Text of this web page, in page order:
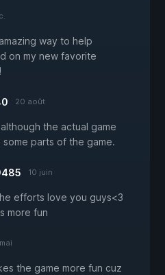
way to help
on my new favorite
20 août
the actual game
parts of the game.
10 juin
efforts love you guys<3
more fun
the game more fun cuz